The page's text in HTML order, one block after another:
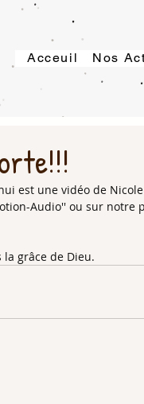
Acceuil Nos
est une vidéo de
Audio'' ou sur notre
la grâce de Dieu.